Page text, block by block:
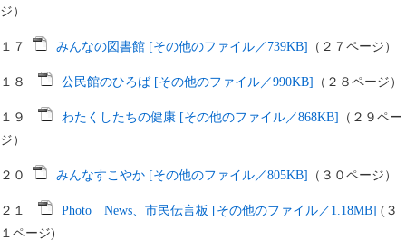
ジ）
１７ みんなの図書館 [その他のファイル／739KB] （２７ページ）
１８ 公民館のひろば [その他のファイル／990KB] （２８ページ）
１９ わたくしたちの健康 [その他のファイル／868KB]
（２９ペー
ジ）
２０ みんなすこやか [その他のファイル／805KB] （３０ページ）
２１ Photo News、市民伝言板 [その他のファイル／1.18MB] (３
１ページ)